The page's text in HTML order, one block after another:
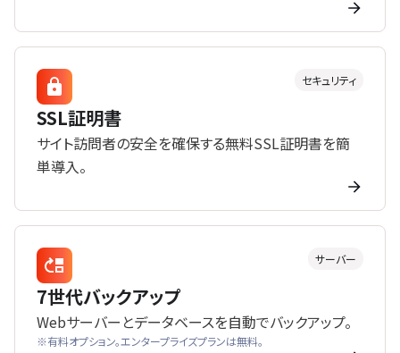
セキュリティ
SSL証明書
サイト訪問者の安全を確保する無料SSL証明書を簡
単導入。
サーバー
7世代バックアップ
Webサーバーとデータベースを自動でバックアップ。
※有料オプション。エンタープライズプランは無料。